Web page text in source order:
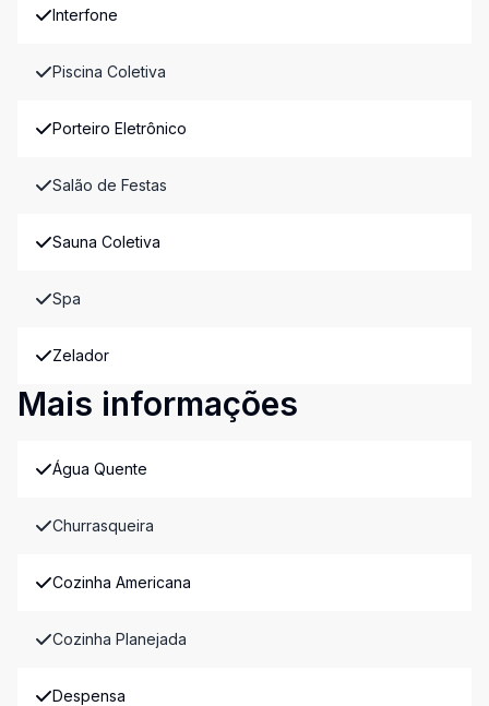
Interfone
Piscina Coletiva
Porteiro Eletrônico
Salão de Festas
Sauna Coletiva
Spa
Zelador
Mais informações
Água Quente
Churrasqueira
Cozinha Americana
Cozinha Planejada
Despensa